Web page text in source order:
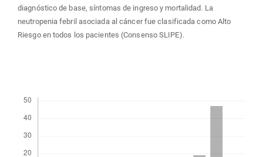
diagnóstico de base, síntomas de ingreso y mortalidad. La
neutropenia febril asociada al cáncer fue clasificada como Alto
Riesgo en todos los pacientes (Consenso SLIPE).